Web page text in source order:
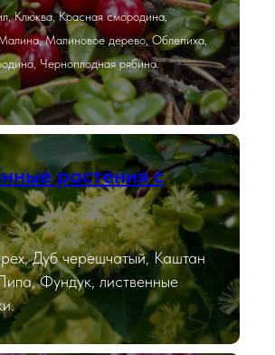
Клюква, Красная смородина,
Малиновое дерево, Облепиха,
Черноплодная рябина.
растения с
Дуб черешчатый, Каштан
Фундук, лиственные